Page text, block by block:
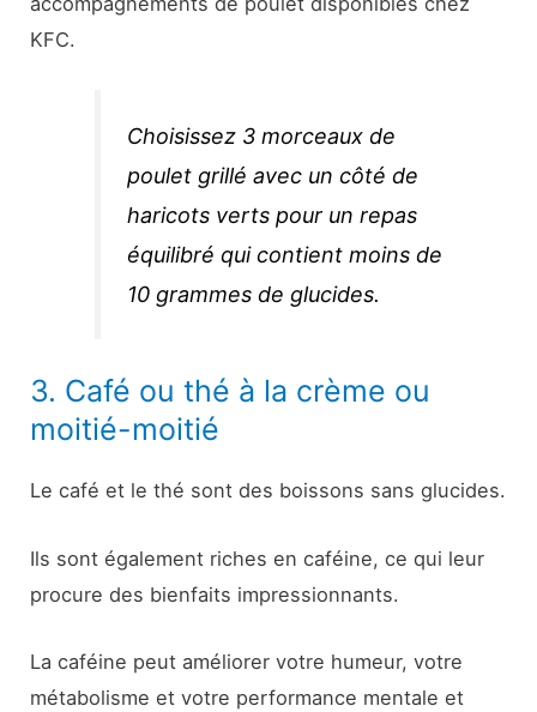
KFC.
Choisissez 3 morceaux de
poulet grillé avec un côté de
haricots verts pour un repas
équilibré qui contient moins de
10 grammes de glucides.
3. Café ou thé à la crème ou
moitié-moitié
Le café et le thé sont des boissons sans glucides.
Ils sont également riches en caféine, ce qui leur
procure des bienfaits impressionnants.
La caféine peut améliorer votre humeur, votre
métabolisme et votre performance mentale et